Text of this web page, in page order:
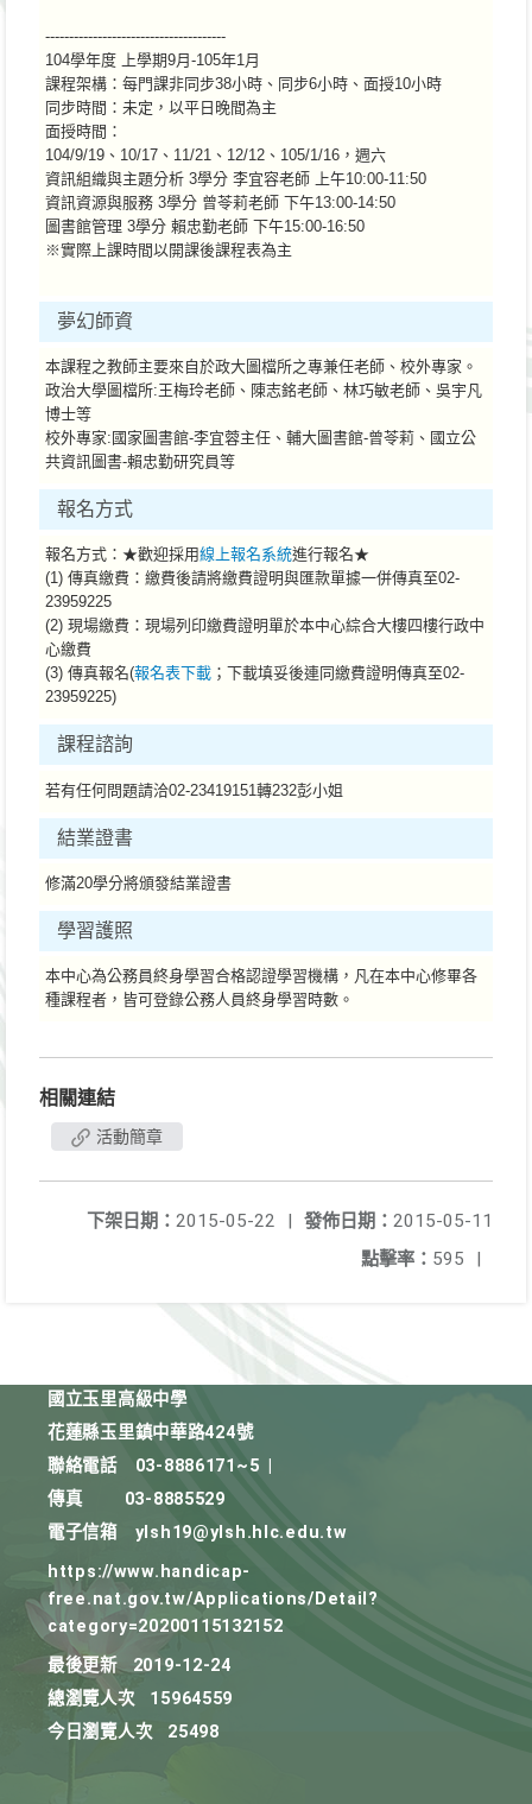
--------------------------------------
104學年度 上學期9月-105年1月
課程架構：每門課非同步38小時、同步6小時、面授10小時
同步時間：未定，以平日晚間為主
面授時間：
104/9/19、10/17、11/21、12/12、105/1/16，週六
資訊組織與主題分析 3學分 李宜容老師 上午10:00-11:50
資訊資源與服務 3學分 曾苓莉老師 下午13:00-14:50
圖書館管理 3學分 賴忠勤老師 下午15:00-16:50
※實際上課時間以開課後課程表為主
夢幻師資
本課程之教師主要來自於政大圖檔所之專兼任老師、校外專家。
政治大學圖檔所:王梅玲老師、陳志銘老師、林巧敏老師、吳宇凡
博士等
校外專家:國家圖書館-李宜蓉主任、輔大圖書館-曾苓莉、國立公
共資訊圖書-賴忠勤研究員等
報名方式
報名方式：★歡迎採用線上報名系統進行報名★
(1) 傳真繳費：繳費後請將繳費證明與匯款單據一併傳真至02-
23959225
(2) 現場繳費：現場列印繳費證明單於本中心綜合大樓四樓行政中
心繳費
(3) 傳真報名(報名表下載 ；下載填妥後連同繳費證明傳真至02-
23959225)
課程諮詢
若有任何問題請洽02-23419151轉232彭小姐
結業證書
修滿20學分將頒發結業證書
學習護照
本中心為公務員終身學習合格認證學習機構，凡在本中心修畢各
種課程者，皆可登錄公務人員終身學習時數。
相關連結
活動簡章
發佈日期： 2015-05-11
下架日期： 2015-05-22
|
點擊率： 595 |
國立玉里高級中學
花蓮縣玉里鎮中華路424號
聯絡電話
03-8886171~5
傳真
03-8885529
電子信箱
ylsh19@ylsh.hlc.edu.tw
https://www.handicap-
free.nat.gov.tw/Applications/Detail?
category=20200115132152
最後更新
2019-12-24
總瀏覽人次
15964559
今日瀏覽人次
25498